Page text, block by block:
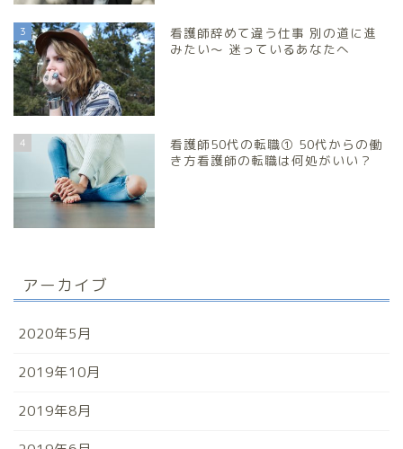
3
看護師辞めて違う仕事 別の道に進
みたい～ 迷っているあなたへ
4
看護師50代の転職① 50代からの働
き方看護師の転職は何処がいい？
アーカイブ
2020年5月
2019年10月
2019年8月